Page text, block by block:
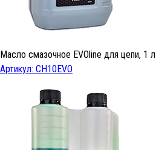
Масло смазочное EVOline для цепи, 1 л
Артикул: CH10EVO